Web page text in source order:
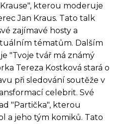
kterou moderuje
Jan Kraus. Tato talk
zajímavé hosty a
tématům. Dalším
"Tvoje tvář má známý
Tereza Kostková stará o
při sledování soutěže v
celebrit. Své
"Partička", kterou
a jeho tým komiků. Tato